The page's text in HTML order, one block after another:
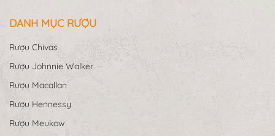
DANH MỤC RƯỢU
Rượu Chivas
Rượu Johnnie Walker
Rượu Macallan
Rượu Hennessy
Rượu Meukow